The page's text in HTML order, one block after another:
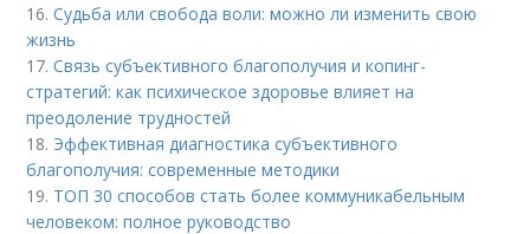
16.Судьба или свобода воли: можно ли изменить свою
жизнь
17.Связь субъективного благополучия и копинг-
стратегий: как психическое здоровье влияет на
преодоление трудностей
18. Эффективная диагностика субъективного
благополучия: современные методики
19. ТОП 30 способов стать более коммуникабельным
человеком: полное руководство